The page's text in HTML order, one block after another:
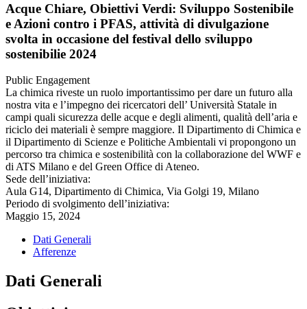
Acque Chiare, Obiettivi Verdi: Sviluppo Sostenibile
e Azioni contro i PFAS, attività di divulgazione
svolta in occasione del festival dello sviluppo
sostenibilie 2024
Public Engagement
La chimica riveste un ruolo importantissimo per dare un futuro alla
nostra vita e l’impegno dei ricercatori dell’ Università Statale in
campi quali sicurezza delle acque e degli alimenti, qualità dell’aria e
riciclo dei materiali è sempre maggiore. Il Dipartimento di Chimica e
il Dipartimento di Scienze e Politiche Ambientali vi propongono un
percorso tra chimica e sostenibilità con la collaborazione del WWF e
di ATS Milano e del Green Office di Ateneo.
Sede dell’iniziativa:
Aula G14, Dipartimento di Chimica, Via Golgi 19, Milano
Periodo di svolgimento dell’iniziativa:
Maggio 15, 2024
Dati Generali
Afferenze
Dati Generali